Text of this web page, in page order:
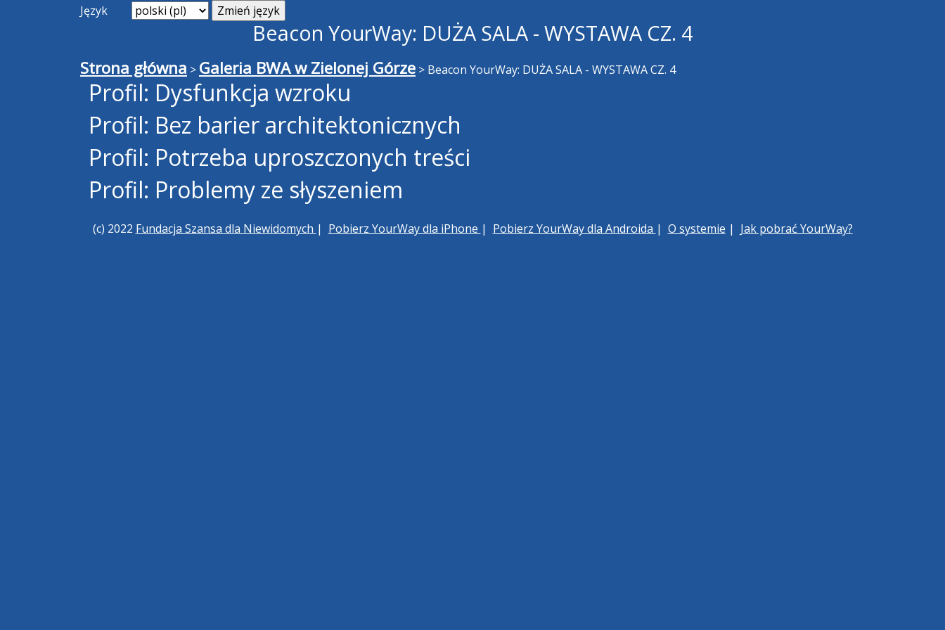
Język
Beacon YourWay: DUŻA SALA - WYSTAWA CZ. 4
Strona główna > Galeria BWA w Zielonej Górze > Beacon YourWay: DUŻA SALA - WYSTAWA CZ. 4
Profil: Dysfunkcja wzroku
Profil: Bez barier architektonicznych
Profil: Potrzeba uproszczonych treści
Profil: Problemy ze słyszeniem
(c) 2022 Fundacja Szansa dla Niewidomych | Pobierz YourWay dla iPhone | Pobierz YourWay dla Androida | O systemie | Jak pobrać YourWay?